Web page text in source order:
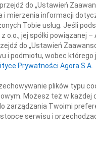
Andrzej
Andrzej
Bogusława
Z głębokim
Bogusława
Z głębokim
Barbara
Mgr
Józef
Z głębokim
+ więcej
do „Ustawień
i mierzenia informacji
Tobie usług. Jeśli
jej spółki powiązanej –
do „Ustawień
i podmiotu, wobec którego
Prywatności Agora S.A.
plików typu
Możesz też w każdej
zarządzania Twoimi
serwisu i
jest także za pomocą